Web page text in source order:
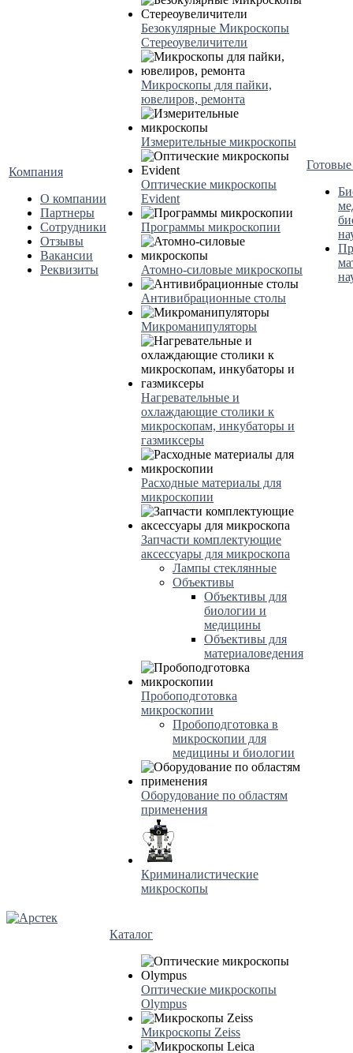
Компания
О компании
Партнеры
Сотрудники
Отзывы
Вакансии
Реквизиты
Безокулярные Микроскопы
Стереоувеличители
Микроскопы для пайки,
ювелиров, ремонта
Измерительные микроскопы
Оптические микроскопы
Evident
Программы микроскопии
Атомно-силовые микроскопы
Антивибрационные столы
Микроманипуляторы
Нагревательные и
охлаждающие столики к
микроскопам, инкубаторы и
газмиксеры
Расходные материалы для
микроскопии
Запчасти комплектующие
аксессуары для микроскопа
Лампы стеклянные
Объективы
Объективы для
биологии и
медицины
Объективы для
материаловедения
Пробоподготовка
микроскопии
Пробоподготовка в
микроскопии для
медицины и биологии
Оборудование по областям
применения
Криминалистические
микроскопы
Каталог
Оптические микроскопы
Olympus
Микроскопы Zeiss